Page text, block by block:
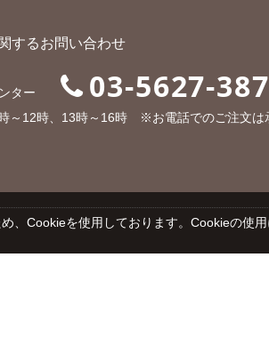
するお問い合わせ
ンター 03-5627-
～12時、13時～16時 ※お電話でのご注文は
、Cookieを使用しております。Cookieの使用